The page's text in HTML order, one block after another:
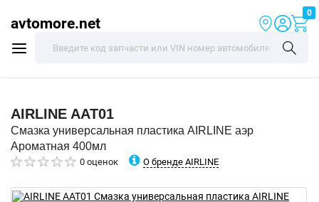
avtomore.net
0
AIRLINE AAT01
Смазка универсальная пластика AIRLINE аэр
Ароматная 400мл
0 оценок О бренде AIRLINE